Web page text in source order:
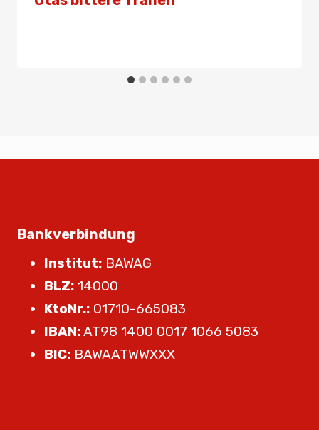
Bankverbindung
Institut: BAWAG
BLZ: 14000
KtoNr.: 01710-665083
IBAN:AT98 1400 0017 1066 5083
BIC: BAWAATWWXXX